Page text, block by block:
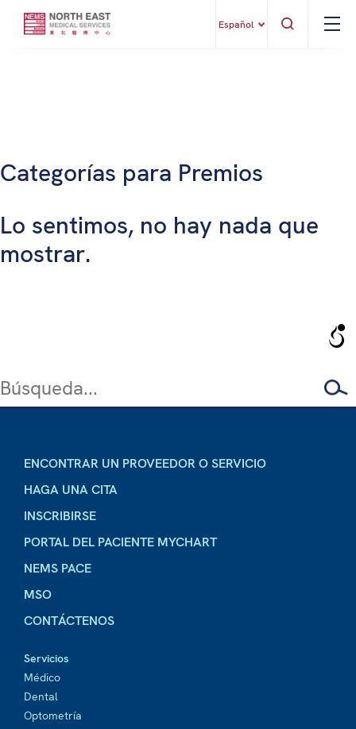
Español
Categorías para Premios
Lo sentimos, no hay nada que
mostrar.
ENCONTRAR UN PROVEEDOR O SERVICIO
HAGA UNA CITA
INSCRIBIRSE
PORTAL DEL PACIENTE MYCHART
NEMS PACE
MSO
CONTÁCTENOS
Servicios
Médico
Dental
Optometría